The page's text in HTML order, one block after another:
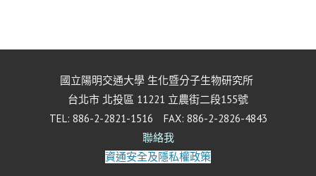
國立陽明交通大學 生化暨分子生物研究所
台北市 北投區 11221 立農街二段155號
TEL: 886-2-2821-1516 FAX: 886-2-2826-4843
聯絡我
資通安全及隱私權政策